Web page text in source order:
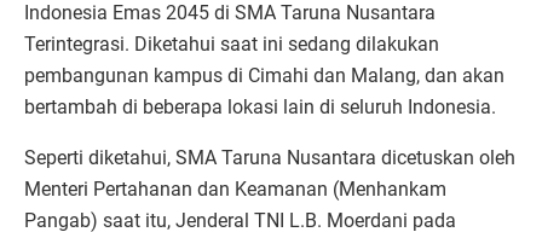
Indonesia Emas 2045 di SMA Taruna Nusantara
Terintegrasi. Diketahui saat ini sedang dilakukan
pembangunan kampus di Cimahi dan Malang, dan akan
bertambah di beberapa lokasi lain di seluruh Indonesia.
Seperti diketahui, SMA Taruna Nusantara dicetuskan oleh
Menteri Pertahanan dan Keamanan (Menhankam
Pangab) saat itu, Jenderal TNI L.B. Moerdani pada